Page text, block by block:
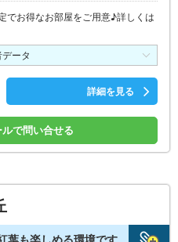
でお得なお部屋をご用意♪詳しくは
データ
詳細を見る
で問い合せる
葉も楽しめる環境です